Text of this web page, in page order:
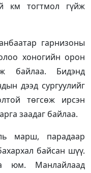
км тогтмол гүйж
гарнизоны
хоногийн орон
байлаа. Бидэнд
дээд сургуулийг
төгсөж ирсэн
заадаг байлаа.
марш, парадаар
байсан шүү.
юм. Манлайлаад